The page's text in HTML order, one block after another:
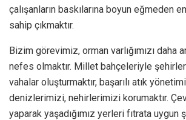
çalışanların baskılarına boyun eğmeden
sahip çıkmaktır.
Bizim görevimiz, orman varlığımızı daha
nefes olmaktır. Millet bahçeleriyle
vahalar oluşturmaktır, başarılı atık
denizlerimizi, nehirlerimizi korumaktır.
yaparak yaşadığımız yerleri fıtrata uygun